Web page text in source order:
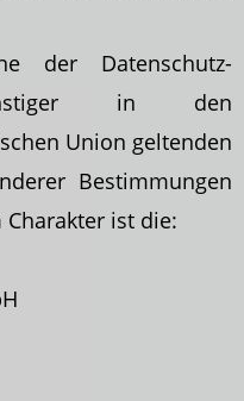
der Datenschutz-
in den
Union geltenden
Bestimmungen
ist die: